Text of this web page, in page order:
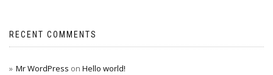
RECENT COMMENTS
Mr WordPress on Hello world!